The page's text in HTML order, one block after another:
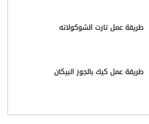
طريقة عمل تارت الشوكولاته
طريقة عمل كيك بالجوز البيكان